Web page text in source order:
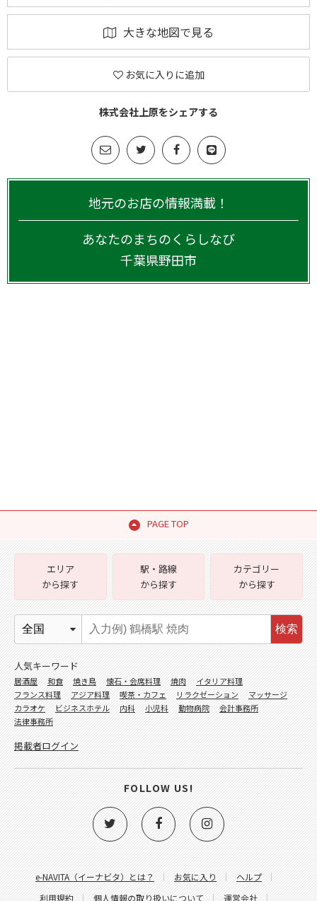
大きな地図で見る
お気に入りに追加
株式会社上原をシェアする
地元のお店の情報満載！
あなたのまちのくらしなび
千葉県野田市
PAGE TOP
e-NAVITA（イーナビタ）とは？ お気に入り
ヘルプ
利用規約
個人情報の取り扱いについて 運営会社
エリア
から探す
駅・路線
から探す
カテゴリー
から探す
検索
人気キーワード
居酒屋 和食 焼き鳥 懐石・会席料理 焼肉
イタリア料理
フランス料理
アジア料理 喫茶・カフェ リラクゼーション
マッサージ
カラオケ
ビジネスホテル 内科 小児科 動物病院
会計事務所
法律事務所
掲載者ログイン
FOLLOW US!